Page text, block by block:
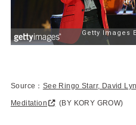
Source： See Ringo Starr, David
Meditation (BY KORY GROW)